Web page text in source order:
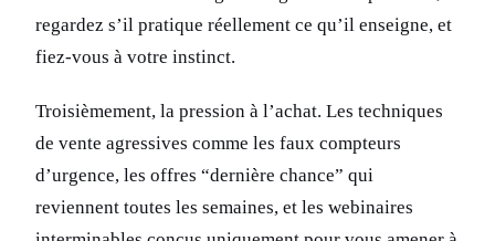
regardez s’il pratique réellement ce qu’il enseigne, et
fiez-vous à votre instinct.
Troisièmement, la pression à l’achat. Les techniques
de vente agressives comme les faux compteurs
d’urgence, les offres “dernière chance” qui
reviennent toutes les semaines, et les webinaires